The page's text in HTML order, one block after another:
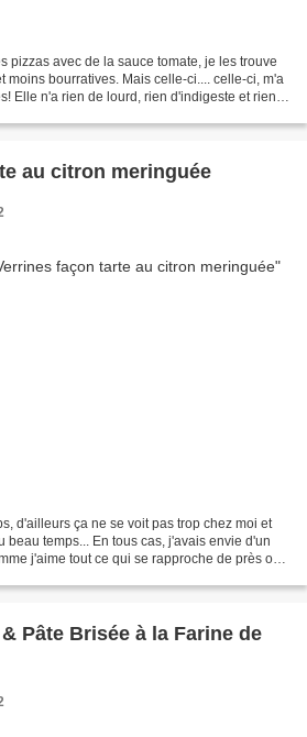
pizzas avec de la sauce tomate, je les trouve
moins bourratives. Mais celle-ci.... celle-ci, m'a
Elle n'a rien de lourd, rien d'indigeste et rien
au citron meringuée
d'ailleurs ça ne se voit pas trop chez moi et
beau temps... En tous cas, j'avais envie d'un
j'aime tout ce qui se rapproche de près ou
Pâte Brisée à la Farine de